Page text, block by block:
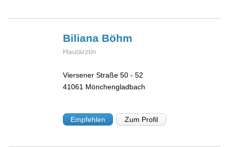
Biliana Böhm
Hautärztin
Viersener Straße 50 - 52
41061 Mönchengladbach
Empfehlen Zum Profil